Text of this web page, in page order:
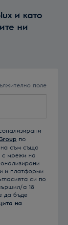
и като
ни
поле
по
на съм също
с мрежи на
и платформи
си по
а 18
да бъде
на